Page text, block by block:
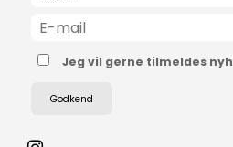
Jeg vil gerne tilmeldes
Godkend